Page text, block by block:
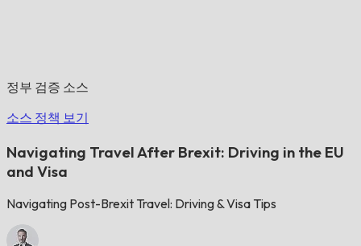
정부 검증 소스
소스 정책 보기
Navigating Travel After Brexit: Driving in the EU
and Visa
Navigating Post-Brexit Travel: Driving & Visa Tips